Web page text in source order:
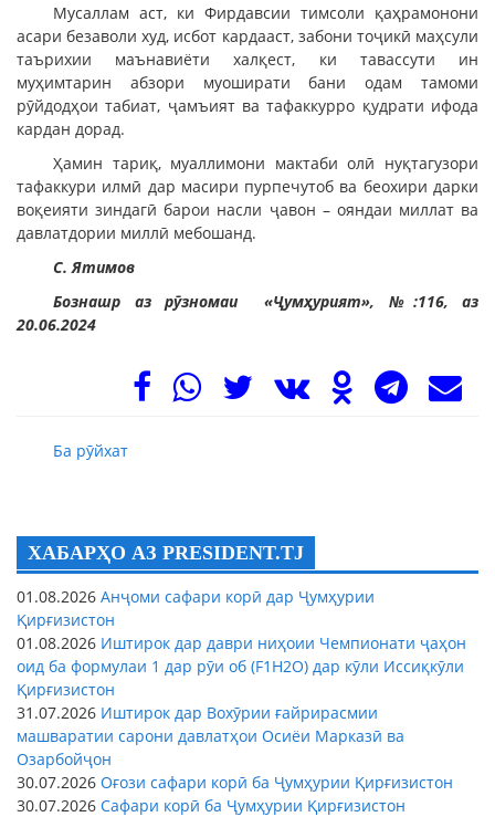
Мусаллам аст, ки Фирдавсии тимсоли қаҳрамонони
асари безаволи худ, исбот кардааст, забони тоҷикӣ маҳсули
таърихии маънавиёти халқест, ки тавассути ин
муҳимтарин абзори муоширати бани одам тамоми
рӯйдодҳои табиат, ҷамъият ва тафаккурро қудрати ифода
кардан дорад.
Ҳамин тариқ, муаллимони мактаби олӣ нуқтагузори
тафаккури илмӣ дар масири пурпечутоб ва беохири дарки
воқеияти зиндагӣ барои насли ҷавон – ояндаи миллат ва
давлатдории миллӣ мебошанд.
С. Ятимов
Бознашр аз рӯзномаи «Ҷумҳурият», №:116, аз
20.06.2024
Ба рӯйхат
ХАБАРҲО АЗ PRESIDENT.TJ
01.08.2026 Анҷоми сафари корӣ дар Ҷумҳурии
Қирғизистон
01.08.2026 Иштирок дар даври ниҳоии Чемпионати ҷаҳон
оид ба формулаи 1 дар рӯи об (F1H2O) дар кӯли Иссиқкӯли
Қирғизистон
31.07.2026 Иштирок дар Вохӯрии ғайрирасмии
машваратии сарони давлатҳои Осиёи Марказӣ ва
Озарбойҷон
30.07.2026 Оғози сафари корӣ ба Ҷумҳурии Қирғизистон
30.07.2026 Сафари корӣ ба Ҷумҳурии Қирғизистон